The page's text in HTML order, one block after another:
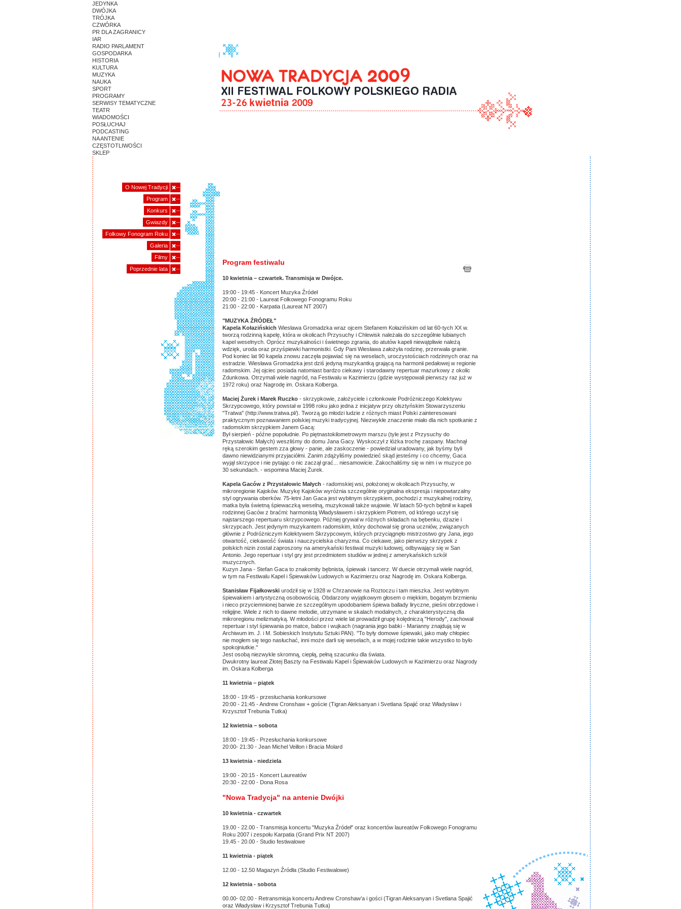
JEDYNKA
DWÓJKA
TRÓJKA
CZWÓRKA
PR DLA ZAGRANICY
IAR
RADIO PARLAMENT
GOSPODARKA
HISTORIA
KULTURA
MUZYKA
NAUKA
SPORT
PROGRAMY
SERWISY TEMATYCZNE
TEATR
WIADOMOŚCI
POSŁUCHAJ
PODCASTING
NA ANTENIE
CZĘSTOTLIWOŚCI
SKLEP
O Nowej Tradycji
Program
Konkurs
Gwiazdy
Folkowy Fonogram Roku
Galeria
Filmy
Poprzednie lata
Program festiwalu
10 kwietnia – czwartek. Transmisja w Dwójce.
19:00 - 19:45 - Koncert Muzyka Źródeł
20:00 - 21:00 - Laureat Folkowego Fonogramu Roku
21:00 - 22:00 - Karpatia (Laureat NT 2007)
"MUZYKA ŹRÓDEŁ"
Kapela Kołazińskich Wiesława Gromadzka wraz ojcem Stefanem Kołazińskim od lat 60-tych XX w.
tworzą rodzinną kapelę, która w okolicach Przysuchy i Chlewisk należała do szczególnie lubianych
kapel weselnych. Oprócz muzykalności i świetnego zgrania, do atutów kapeli niewątpliwie należą
wdzięk, uroda oraz przyśpiewki harmonistki. Gdy Pani Wiesława założyła rodzinę, przerwała granie.
Pod koniec lat 90 kapela znowu zaczęła pojawiać się na weselach, uroczystościach rodzinnych oraz na
estradzie. Wiesława Gromadzka jest dziś jedyną muzykantką grającą na harmonii pedałowej w regionie
radomskim. Jej ojciec posiada natomiast bardzo ciekawy i starodawny repertuar mazurkowy z okolic
Zdunkowa. Otrzymali wiele nagród, na Festiwalu w Kazimierzu (gdzie występowali pierwszy raz już w
1972 roku) oraz Nagrodę im. Oskara Kolberga.
Maciej Żurek i Marek Ruczko - skrzypkowie, założyciele i członkowie Podróżniczego Kolektywu
Skrzypcowego, który powstał w 1998 roku jako jedna z inicjatyw przy olsztyńskim Stowarzyszeniu
"Tratwa" (http://www.tratwa.pl/). Tworzą go młodzi ludzie z różnych miast Polski zainteresowani
praktycznym poznawaniem polskiej muzyki tradycyjnej. Niezwykłe znaczenie miało dla nich spotkanie z
radomskim skrzypkiem Janem Gacą:
Był sierpień - późne popołudnie. Po piętnastokilometrowym marszu (tyle jest z Przysuchy do
Przystałowic Małych) weszliśmy do domu Jana Gacy. Wyskoczył z łóżka trochę zaspany. Machnął
ręką szerokim gestem zza głowy - panie, ale zaskoczenie - powiedział uradowany, jak byśmy byli
dawno niewidzianymi przyjaciółmi. Zanim zdążyliśmy powiedzieć skąd jesteśmy i co chcemy, Gaca
wyjął skrzypce i nie pytając o nic zaczął grać... niesamowicie. Zakochaliśmy się w nim i w muzyce po
30 sekundach. - wspomina Maciej Żurek.
Kapela Gaców z Przystałowic Małych - radomskiej wsi, położonej w okolicach Przysuchy, w
mikroregionie Kajoków. Muzykę Kajoków wyróżnia szczególnie oryginalna ekspresja i niepowtarzalny
styl ogrywania oberków. 75-letni Jan Gaca jest wybitnym skrzypkiem, pochodzi z muzykalnej rodziny,
matka była świetną śpiewaczką weselną, muzykowali także wujowie. W latach 50-tych bębnił w kapeli
rodzinnej Gaców z braćmi: harmonistą Władysławem i skrzypkiem Piotrem, od którego uczył się
najstarszego repertuaru skrzypcowego. Później grywał w różnych składach na bębenku, dżazie i
skrzypcach. Jest jedynym muzykantem radomskim, który dochował się grona uczniów, związanych
głównie z Podróżniczym Kolektywem Skrzypcowym, których przyciągnęło mistrzostwo gry Jana, jego
otwartość, ciekawość świata i nauczycielska charyzma. Co ciekawe, jako pierwszy skrzypek z
polskich nizin został zaproszony na amerykański festiwal muzyki ludowej, odbywający się w San
Antonio. Jego repertuar i styl gry jest przedmiotem studiów w jednej z amerykańskich szkół
muzycznych.
Kuzyn Jana - Stefan Gaca to znakomity bębnista, śpiewak i tancerz. W duecie otrzymali wiele nagród,
w tym na Festiwalu Kapel i Śpiewaków Ludowych w Kazimierzu oraz Nagrodę im. Oskara Kolberga.
Stanisław Fijałkowski urodził się w 1928 w Chrzanowie na Roztoczu i tam mieszka. Jest wybitnym
śpiewakiem i artystyczną osobowością. Obdarzony wyjątkowym głosem o miękkim, bogatym brzmieniu
i nieco przyciemnionej barwie ze szczególnym upodobaniem śpiewa ballady liryczne, pieśni obrzędowe i
religijne. Wiele z nich to dawne melodie, utrzymane w skalach modalnych, z charakterystyczną dla
mikroregionu melizmatyką. W młodości przez wiele lat prowadził grupę kolędniczą "Herody", zachował
repertuar i styl śpiewania po matce, babce i wujkach (nagrania jego babki - Marianny znajdują się w
Archiwum im. J. i M. Sobieskich Instytutu Sztuki PAN). "To były domowe śpiewaki, jako mały chłopiec
nie mogłem się tego nasłuchać, inni może darli się weselach, a w mojej rodzinie takie wszystko to było
spokojniutkie."
Jest osobą niezwykle skromną, ciepłą, pełną szacunku dla świata.
Dwukrotny laureat Złotej Baszty na Festiwalu Kapel i Śpiewaków Ludowych w Kazimierzu oraz Nagrody
im. Oskara Kolberga
11 kwietnia – piątek
18:00 - 19:45 - przesłuchania konkursowe
20:00 - 21:45 - Andrew Cronshaw + goście (Tigran Aleksanyan i Svetlana Spajić oraz Władysław i
Krzysztof Trebunia Tutka)
12 kwietnia – sobota
18:00 - 19:45 - Przesłuchania konkursowe
20:00- 21:30 - Jean Michel Veillon i Bracia Molard
13 kwietnia - niedziela
19:00 - 20:15 - Koncert Laureatów
20:30 - 22:00 - Dona Rosa
"Nowa Tradycja" na antenie Dwójki
10 kwietnia - czwartek
19.00 - 22.00 - Transmisja koncertu "Muzyka Źródeł" oraz koncertów laureatów Folkowego Fonogramu
Roku 2007 i zespołu Karpatia (Grand Prix NT 2007)
19.45 - 20.00 - Studio festiwalowe
11 kwietnia - piątek
12.00 - 12.50 Magazyn Źródła (Studio Festiwalowe)
12 kwietnia - sobota
00.00- 02.00 - Retransmisja koncertu Andrew Cronshaw’a i gości (Tigran Aleksanyan i Svetlana Spajić
oraz Władysław i Krzysztof Trebunia Tutka)